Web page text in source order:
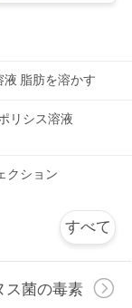
液 脂肪を溶かす
リシス溶液
クション
すべて
ス菌の毒素